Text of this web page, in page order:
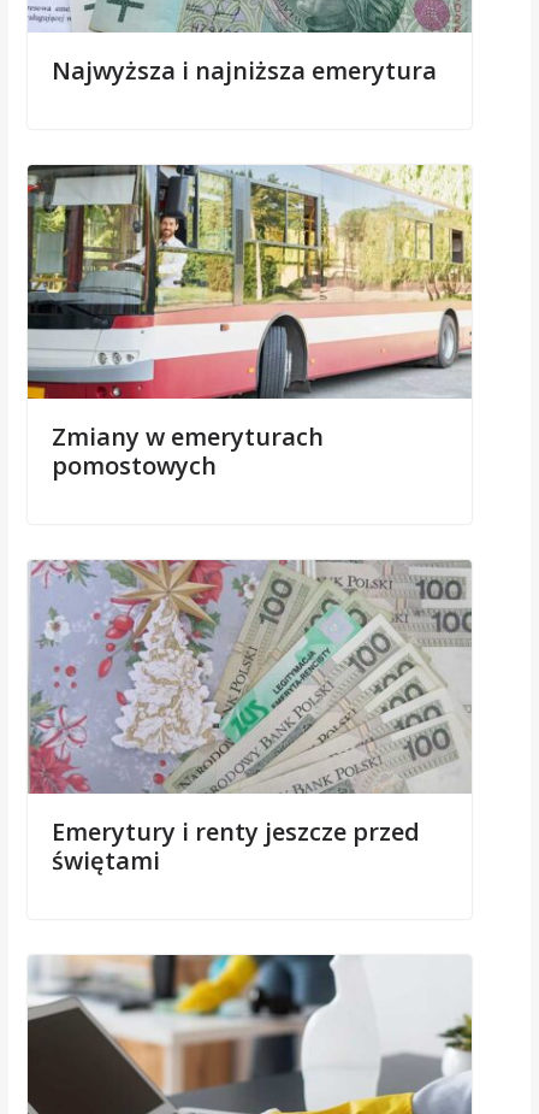
Najwyższa i najniższa emerytura
Zmiany w emeryturach
pomostowych
Emerytury i renty jeszcze przed
świętami